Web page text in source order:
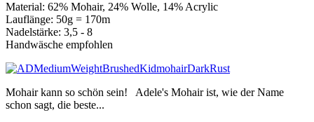
Material: 62% Mohair, 24% Wolle, 14% Acrylic
Lauflänge: 50g = 170m
Nadelstärke: 3,5 - 8
Handwäsche empfohlen
Mohair kann so schön sein! Adele's Mohair ist, wie der Name
schon sagt, die beste...